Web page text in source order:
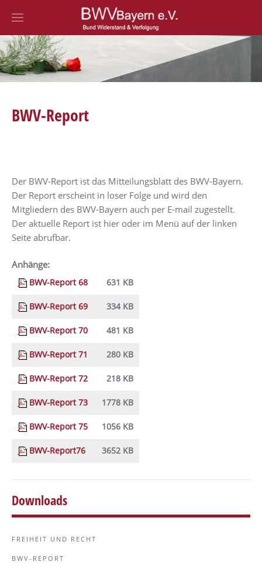
Zum Hauptinhalt springen
BWV-Report
Der BWV-Report ist das Mitteilungsblatt des BWV-Bayern.
Der Report erscheint in loser Folge und wird den
Mitgliedern des BWV-Bayern auch per E-mail zugestellt.
Der aktuelle Report ist hier oder im Menü auf der linken
Seite abrufbar.
Anhänge:
BWV-Report 68 631 KB
BWV-Report 69 334 KB
BWV-Report 70 481 KB
BWV-Report 71 280 KB
BWV-Report 72 218 KB
BWV-Report 73 1778 KB
BWV-Report 75 1056 KB
BWV-Report76 3652 KB
Downloads
FREIHEIT UND RECHT
BWV-REPORT